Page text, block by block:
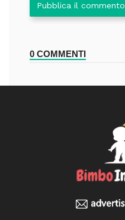
Pubblica il commento
0 COMMENTI